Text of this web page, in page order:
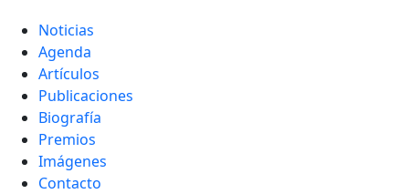
Noticias
Agenda
Artículos
Publicaciones
Biografía
Premios
Imágenes
Contacto